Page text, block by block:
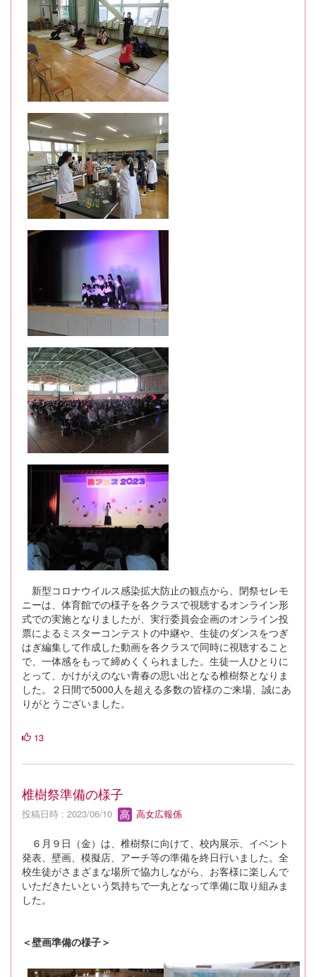
新型コロナウイルス感染拡大防止の観点から、閉祭セレモ
ニーは、体育館での様子を各クラスで視聴するオンライン形
式での実施となりましたが、実行委員会企画のオンライン投
票によるミスターコンテストの中継や、生徒のダンスをつぎ
はぎ編集して作成した動画を各クラスで同時に視聴すること
で、一体感をもって締めくくられました。生徒一人ひとりに
とって、かけがえのない青春の思い出となる椎樹祭となりま
した。２日間で5000人を超える多数の皆様のご来場、誠にあ
りがとうございました。
13
椎樹祭準備の様子
投稿日時 : 2023/06/10 高女広報係
６月９日（金）は、椎樹祭に向けて、校内展示、イベント
発表、壁画、模擬店、アーチ等の準備を終日行いました。全
校生徒がさまざまな場所で協力しながら、お客様に楽しんで
いただきたいという気持ちで一丸となって準備に取り組みま
した。
＜壁画準備の様子＞